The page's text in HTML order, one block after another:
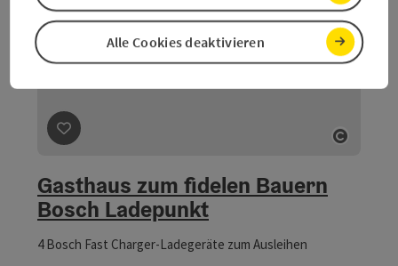
Beitrag merken : Gasthaus zum fidelen Bauern
Gasthaus zum fidelen Bauern
Bosch Ladepunkt
4 Bosch Fast Charger-Ladegeräte zum Ausleihen
Alle Cookies deaktivieren